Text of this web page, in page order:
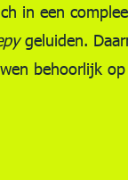
in een
geluiden.
behoorlijk